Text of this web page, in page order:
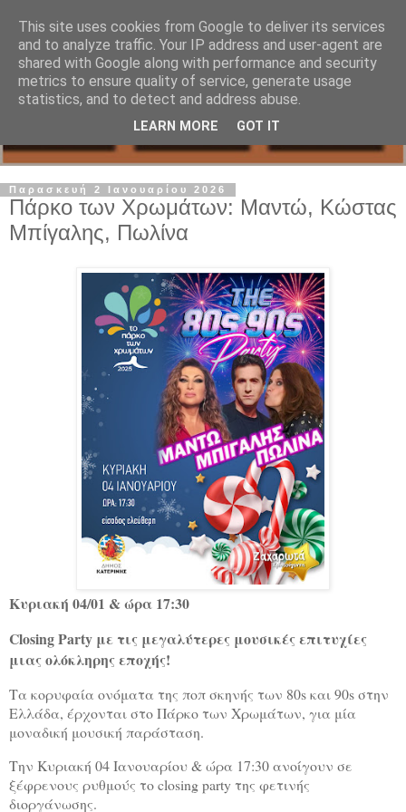
Παρασκευή 2 Ιανουαρίου 2026
Πάρκο των Χρωμάτων: Μαντώ, Κώστας
Μπίγαλης, Πωλίνα
Κυριακή 04/01 & ώρα 17:30
Closing Party με τις μεγαλύτερες μουσικές επιτυχίες
μιας ολόκληρης εποχής!
Τα κορυφαία ονόματα της ποπ σκηνής των 80s και 90s στην
Ελλάδα, έρχονται στο Πάρκο των Χρωμάτων, για μία
μοναδική μουσική παράσταση.
Την Κυριακή 04 Ιανουαρίου & ώρα 17:30 ανοίγουν σε
ξέφρενους ρυθμούς το closing party της φετινής
διοργάνωσης.
This site uses cookies from Google to deliver its services
and to analyze traffic. Your IP address and user-agent are
shared with Google along with performance and security
metrics to ensure quality of service, generate usage
statistics, and to detect and address abuse.
LEARN MORE GOT IT